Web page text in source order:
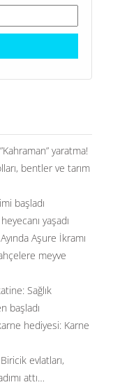
yaratma!
bentler ve tarım
başladı
yaşadı
Aşure İkramı
meyve
Sağlık
başladı
hediyesi: Karne
evlatları,
attı…